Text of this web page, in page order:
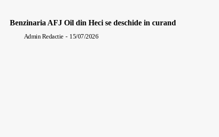
Benzinaria AFJ Oil din Heci se deschide in curand
Admin Redactie - 15/07/2026